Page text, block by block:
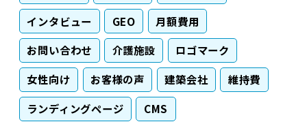
インタビュー
GEO
月額費用
お問い合わせ
介護施設
ロゴマーク
女性向け
お客様の声 建築会社
維持費
ランディングページ
CMS